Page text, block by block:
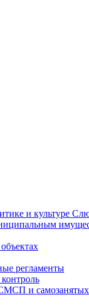
и культуре
регламенты
и